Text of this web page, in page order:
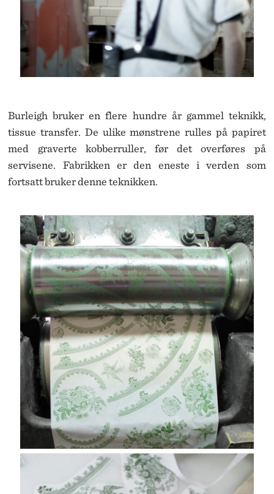
Burleigh bruker en flere hundre år gammel teknikk,
tissue transfer. De ulike mønstrene rulles på papiret
med graverte kobberruller, før det overføres på
servisene. Fabrikken er den eneste i verden som
fortsatt bruker denne teknikken.